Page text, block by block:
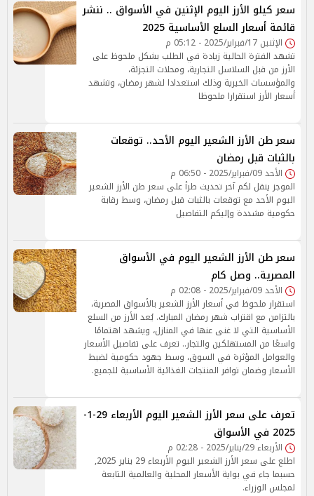
سعر كيلو الأرز اليوم الإثنين في الأسواق .. ننشر
قائمة أسعار السلع الأساسية 2025
الإثنين 17/فبراير/2025 - 05:12 م
تشهد الفترة الحالية زيادة في الطلب بشكل ملحوظ على
الأرز من قبل السلاسل التجارية، ومحلات التجزئة،
والمؤسسات الخيرية وذلك استعدادا لشهر رمضان، وتشهد
أسعار الأرز استقرارا ملحوظا
سعر طن الأرز الشعير اليوم الأحد.. توقعات
بالثبات قبل رمضان
الأحد 09/فبراير/2025 - 06:50 م
الموجز ينقل لكم آخر تحديث طرأ على سعر طن الأرز الشعير
اليوم الأحد مع توقعات بالثبات قبل رمضان، وسط رقابة
حكومية مشددة وإليكم التفاصيل
سعر طن الأرز الشعير اليوم في الأسواق
المصرية.. وصل كام
الأحد 09/فبراير/2025 - 02:08 م
استقرار ملحوظ في أسعار الأرز الشعير بالأسواق المصرية،
بالتزامن مع اقتراب شهر رمضان المبارك. يُعد الأرز من السلع
الأساسية التي لا غنى عنها في المنازل، ويشهد اهتمامًا
واسعًا من المستهلكين والتجار.. تعرف على تفاصيل الأسعار
والعوامل المؤثرة في السوق، وسط جهود حكومية لضبط
الأسعار وضمان توافر المنتجات الغذائية الأساسية للجميع.
تعرف على سعر الأرز الشعير اليوم الأربعاء 29-1-
2025 في الأسواق
الأربعاء 29/يناير/2025 - 02:28 م
اطلع على سعر الأرز الشعير اليوم الأربعاء 29 يناير 2025,
حسبما جاء في بواية الأسعار المحلية والعالمية التابعة
لمجلس الوزراء.